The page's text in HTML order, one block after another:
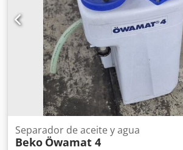
Separador de aceite y agua
Beko Öwamat 4